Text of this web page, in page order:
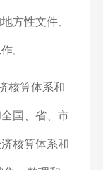
方性文件、
。
核算体系和
国、省、市
核算体系和